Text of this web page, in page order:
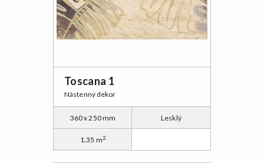
Toscana 1
Nástenný dekor
360 x 250 mm Lesklý
1.35 m2